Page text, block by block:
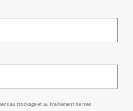
au stockage et au traitement de mes